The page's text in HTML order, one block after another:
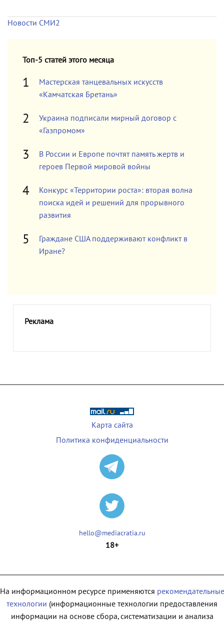
Новости СМИ2
Топ-5 статей этого месяца
Мастерская танцевальных искусств
«Камчатская Бретань»
Украина подписали мирный договор с
«Газпромом»
В России и Европе почтят память жертв и
героев Первой мировой войны
Конкурс «Территории роста»: вторая волна
поиска идей и решений для прорывного
развития
Граждане США поддерживают конфликт в
Иране?
Реклама
Карта сайта
Политика конфиденциальности
hello@mediacratia.ru
18+
На информационном ресурсе применяются рекомендательные
технологии (информационные технологии предоставления
информации на основе сбора, систематизации и анализа